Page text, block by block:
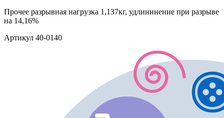
Прочее разрывная нагрузка 1,137кг, удлинннение при разрыве
на 14,16%
Артикул 40-0140